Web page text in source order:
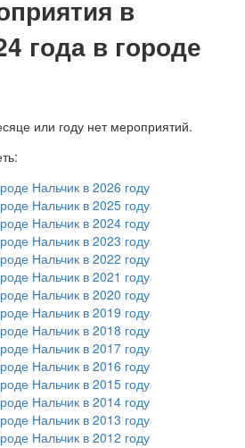
в
года в городе
или году нет мероприятий.
Нальчик в 2026 году
Нальчик в 2025 году
Нальчик в 2024 году
Нальчик в 2023 году
Нальчик в 2022 году
Нальчик в 2021 году
Нальчик в 2020 году
Нальчик в 2019 году
Нальчик в 2018 году
Нальчик в 2017 году
Нальчик в 2016 году
Нальчик в 2015 году
Нальчик в 2014 году
Нальчик в 2013 году
Нальчик в 2012 году